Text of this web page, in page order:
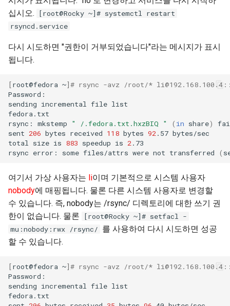
십시오.
[root@Rocky ~]# systemctl restart
rsyncd.service
다시 시도하면 "권한이 거부되었습니다"라는 메시지가 표시
됩니다.
[root@fedora ~]# rsync -avz /root/*
Password:
sending incremental file list
fedora.txt
rsync:
mkstemp " /.fedora.txt.hxzBIQ " ( in share)
sent 206 bytes received 118 bytes 92 .57 bytes/sec
total
size is 883 speedup is 2 .73
rsync error: some files/attrs were not transferred (
여기서 가상 사용자는 li이며 기본적으로 시스템 사용자
nobody에 매핑됩니다. 물론 다른 시스템 사용자로 변경할
수 있습니다. 즉, nobody는 /rsync/ 디렉토리에 대한 쓰기 권
한이 없습니다. 물론
[root@Rocky ~]# setfacl -
mu:nobody:rwx /rsync/ 를 사용하여 다시 시도하면 성공
할 수 있습니다.
[root@fedora ~]# rsync -avz /root/*
Password:
sending incremental file list
fedora.txt